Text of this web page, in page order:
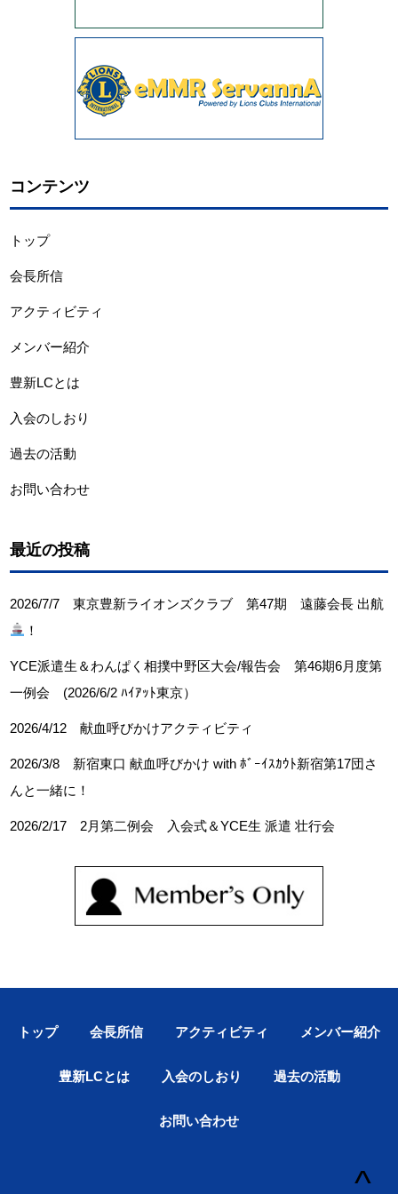
コンテンツ
トップ
会長所信
アクティビティ
メンバー紹介
豊新LCとは
入会のしおり
過去の活動
お問い合わせ
最近の投稿
2026/7/7 東京豊新ライオンズクラブ 第47期 遠藤会長 出航
！
YCE派遣生＆わんぱく相撲中野区大会/報告会 第46期6月度第
一例会 (2026/6/2 ﾊｲｱｯﾄ東京）
2026/4/12 献血呼びかけアクティビティ
2026/3/8 新宿東口 献血呼びかけ with ﾎﾞｰｲｽｶｳﾄ新宿第17団さ
んと一緒に！
2026/2/17 2月第二例会 入会式＆YCE生 派遣 壮行会
トップ 会長所信 アクティビティ メンバー紹介
豊新LCとは 入会のしおり 過去の活動
お問い合わせ
^